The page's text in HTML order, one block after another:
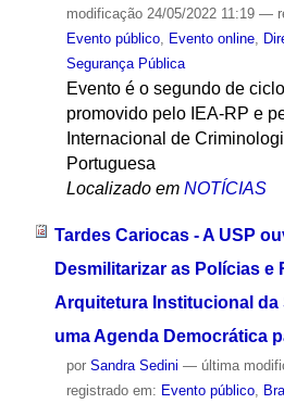
modificação24/05/2022 11:19 —
Evento público, Evento online,
Segurança Pública
Evento é o segundo de
promovido pelo IEA-RP e
Internacional de
Portuguesa
Localizado em NOTÍCIAS
Tardes Cariocas - A USP
Desmilitarizar as Polícias e
Arquitetura Institucional da
uma Agenda Democrática
por Sandra Sedini — última
registrado em: Evento público,